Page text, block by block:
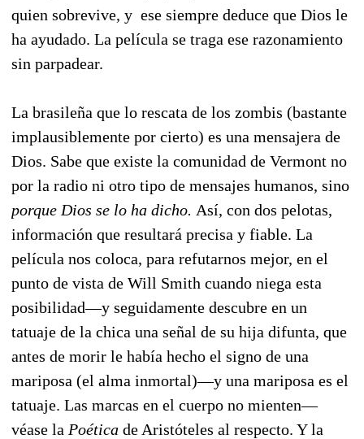
quien sobrevive, y ese siempre deduce que Dios le
ha ayudado. La película se traga ese razonamiento
sin parpadear.
La brasileña que lo rescata de los zombis (bastante
implausiblemente por cierto) es una mensajera de
Dios. Sabe que existe la comunidad de Vermont no
por la radio ni otro tipo de mensajes humanos, sino
porque Dios se lo ha dicho. Así, con dos pelotas,
información que resultará precisa y fiable. La
película nos coloca, para refutarnos mejor, en el
punto de vista de Will Smith cuando niega esta
posibilidad—y seguidamente descubre en un
tatuaje de la chica una señal de su hija difunta, que
antes de morir le había hecho el signo de una
mariposa (el alma inmortal)—y una mariposa es el
tatuaje. Las marcas en el cuerpo no mienten—
véase la Poética de Aristóteles al respecto. Y la